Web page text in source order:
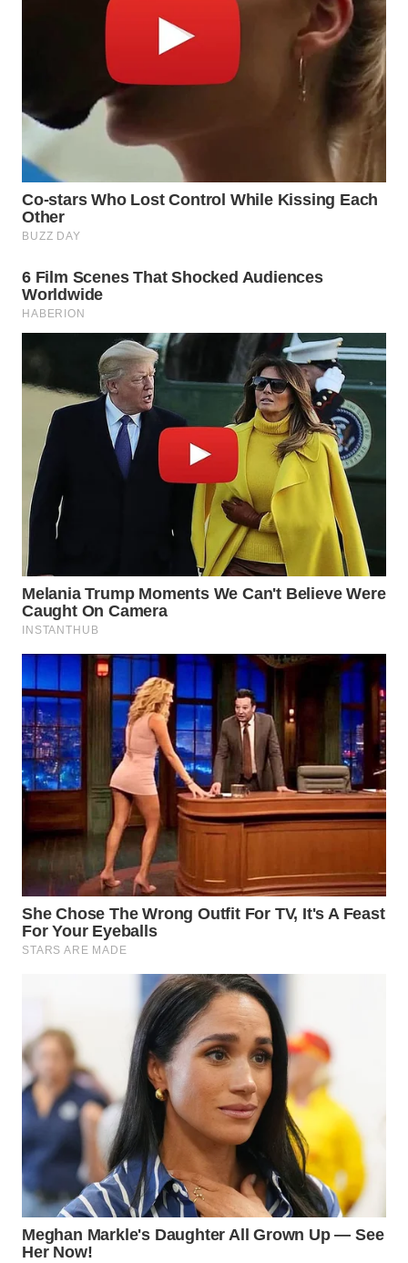
LABUHANBATU
WN DELI
SERDANG
WN
TEBING
WN
PAKPAK
KARAWANG
WN
BEKASI
WN
BOGOR
DEPOK
WN
TAPANULI
UTARA
WN
SAMOSIR
WN
PADANG
LAWAS
WN
SUMEDANG
WN
KEPULAUAN
SERIBU
WN
TANGERANG
WN
BINJAI
WN
CIREBON